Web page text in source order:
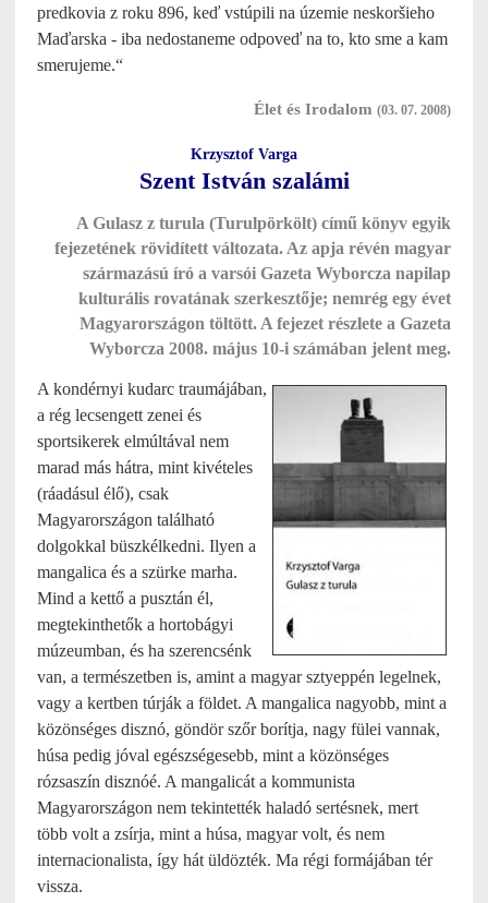
predkovia z roku 896, keď vstúpili na územie neskoršieho
Maďarska - iba nedostaneme odpoveď na to, kto sme a kam
smerujeme.“
Élet és Irodalom (03. 07. 2008)
Krzysztof Varga
Szent István szalámi
A Gulasz z turula (Turulpörkölt) című könyv egyik
fejezetének rövidített változata. Az apja révén magyar
származású író a varsói Gazeta Wyborcza napilap
kulturális rovatának szerkesztője; nemrég egy évet
Magyarországon töltött. A fejezet részlete a Gazeta
Wyborcza 2008. május 10-i számában jelent meg.
A kondérnyi kudarc traumájában,
a rég lecsengett zenei és
sportsikerek elmúltával nem
marad más hátra, mint kivételes
(ráadásul élő), csak
Magyarországon található
dolgokkal büszkélkedni. Ilyen a
mangalica és a szürke marha.
Mind a kettő a pusztán él,
megtekinthetők a hortobágyi
múzeumban, és ha szerencsénk
van, a természetben is, amint a magyar sztyeppén legelnek,
vagy a kertben túrják a földet. A mangalica nagyobb, mint a
közönséges disznó, göndör szőr borítja, nagy fülei vannak,
húsa pedig jóval egészségesebb, mint a közönséges
rózsaszín disznóé. A mangalicát a kommunista
Magyarországon nem tekintették haladó sertésnek, mert
több volt a zsírja, mint a húsa, magyar volt, és nem
internacionalista, így hát üldözték. Ma régi formájában tér
vissza.